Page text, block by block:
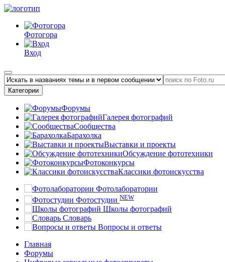
Фотогора
Вход
Категории
Форумы
Галерея фотографий
Сообщества
Барахолка
Выставки и проекты
Обсуждение фототехники
Фотоконкурсы
Классики фотоискусства
Фотолаборатории
Фотостудии NEW
Школы фотографий
Словарь
Вопросы и ответы
Главная
Форумы